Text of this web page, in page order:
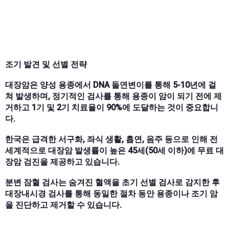
조기 발견 및 선별 전략
대장암은 양성 용종에서 DNA 돌연변이를 통해 5-10년에 걸
쳐 발생하며, 정기적인 검사를 통해 용종이 암이 되기 전에 제
거하고 1기 및 2기 치료율이 90%에 도달하는 것이 중요합니
다.
한국은 급격한 서구화, 좌식 생활, 흡연, 음주 등으로 인해 전
세계적으로 대장암 발생률이 높은 45세(50세 이하)에 무료 대
장암 검진을 제공하고 있습니다.
분변 잠혈 검사는 숨겨진 혈액을 초기 선별 검사로 감지한 후
대장내시경 검사를 통해 동일한 절차 동안 용종이나 조기 암
을 진단하고 제거할 수 있습니다.